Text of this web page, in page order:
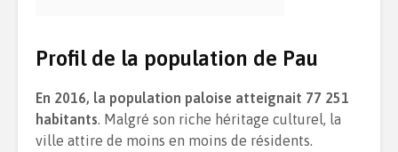
Profil de la population de Pau
En 2016, la population paloise atteignait 77 251
habitants. Malgré son riche héritage culturel, la
ville attire de moins en moins de résidents.